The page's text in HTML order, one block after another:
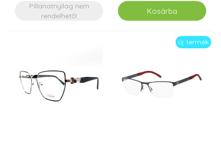
Pillanatnyilag nem
rendelhető!
új termék